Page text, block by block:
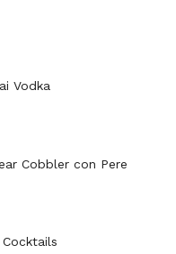
Vodka
Cobbler con Pere